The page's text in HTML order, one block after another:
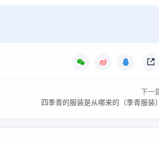
下一
四季青的服装是从哪来的（季青服装